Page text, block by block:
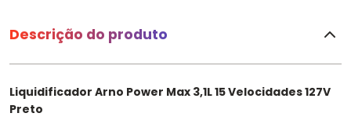
Descrição do produto
Liquidificador Arno Power Max 3,1L 15 Velocidades 127V
Preto
8
a07